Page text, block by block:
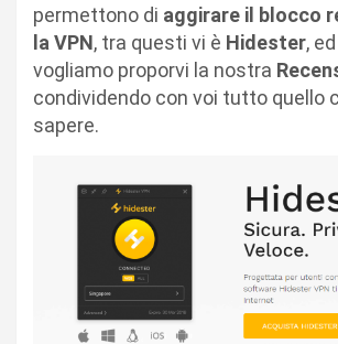
permettono di aggirare il blocco
la VPN, tra questi vi è Hidester,
vogliamo proporvi la nostra
condividendo con voi tutto quello
sapere.